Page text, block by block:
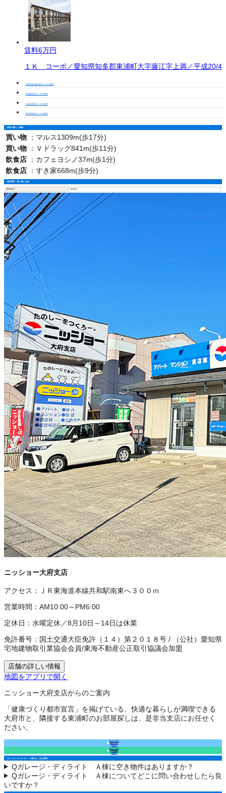
賃料6万円
１Ｋ コーポ／愛知県知多郡東浦町大字藤江字上満／平成20/4
知多郡東浦町周辺の１Ｒの物件
東浦駅周辺の１Ｒの物件
石浜駅周辺の１Ｒの物件
緒川駅周辺の１Ｒの物件
周辺の暮らし情報
買い物 ： マルス1309m(歩17分)
買い物
： Ｖドラッグ841m(歩11分)
飲食店
： カフェヨシノ37m(歩1分)
飲食店
： すき家668m(歩9分)
物件番号・取り扱い支店
物件番号 6901875
ニッショー大府支店
アクセス：
ＪＲ東海道本線共和駅南東へ３００ｍ
営業時間： AM10:00～PM6:00
定休日： 水曜定休／8月10日～14日は休業
免許番号： 国土交通大臣免許（１４）第２０１８号 /
（公社）愛知県
宅地建物取引業協会会員/東海不動産公正取引協議会加盟
店舗の詳しい情報
地図をアプリで開く
ニッショー大府支店からのご案内
「健康づくり都市宣言」を掲げている、快適な暮らしが満喫できる
大府市と、隣接する東浦町のお部屋探しは、是非当支店にお任せく
ださい。
フォームで
来店予約
（無料）
フォームで
空室確認
（無料）
ガレージ・ディライト Ａ棟のよくある質問
Qガレージ・ディライト Ａ棟に空き物件はありますか？
Qガレージ・ディライト Ａ棟についてどこに問い合わせしたら良
いですか？